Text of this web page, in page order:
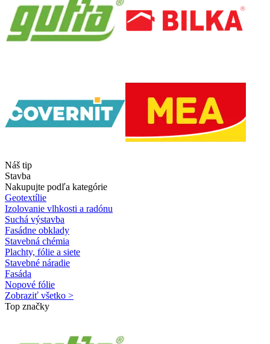
Náš tip
Stavba
Nakupujte podľa kategórie
Geotextílie
Izolovanie vlhkosti a radónu
Suchá výstavba
Fasádne obklady
Stavebná chémia
Plachty, fólie a siete
Stavebné náradie
Fasáda
Nopové fólie
Zobraziť všetko >
Top značky